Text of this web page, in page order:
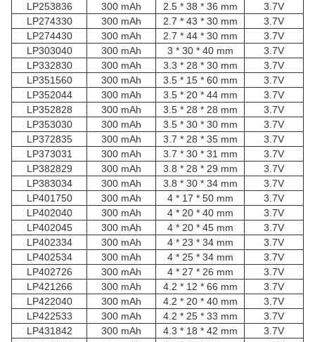
LP253836
300 mAh 2.5 * 38 * 36 mm
3.7V
LP274330
300 mAh 2.7 * 43 * 30 mm
3.7V
LP274430
300 mAh 2.7 * 44 * 30 mm
3.7V
LP303040
300 mAh 3 * 30 * 40 mm
3.7V
LP332830
300 mAh 3.3 * 28 * 30 mm
3.7V
LP351560
300 mAh 3.5 * 15 * 60 mm
3.7V
LP352044
300 mAh 3.5 * 20 * 44 mm
3.7V
LP352828
300 mAh 3.5 * 28 * 28 mm
3.7V
LP353030
300 mAh 3.5 * 30 * 30 mm
3.7V
LP372835
300 mAh 3.7 * 28 * 35 mm
3.7V
LP373031
300 mAh 3.7 * 30 * 31 mm
3.7V
LP382829
300 mAh 3.8 * 28 * 29 mm
3.7V
LP383034
300 mAh 3.8 * 30 * 34 mm
3.7V
LP401750
300 mAh 4 * 17 * 50 mm
3.7V
LP402040
300 mAh 4 * 20 * 40 mm
3.7V
LP402045
300 mAh 4 * 20 * 45 mm
3.7V
LP402334
300 mAh 4 * 23 * 34 mm
3.7V
LP402534
300 mAh 4 * 25 * 34 mm
3.7V
LP402726
300 mAh 4 * 27 * 26 mm
3.7V
LP421266
300 mAh 4.2 * 12 * 66 mm
3.7V
LP422040
300 mAh 4.2 * 20 * 40 mm
3.7V
LP422533
300 mAh 4.2 * 25 * 33 mm
3.7V
LP431842
300 mAh 4.3 * 18 * 42 mm
3.7V